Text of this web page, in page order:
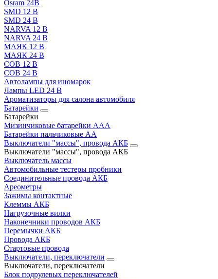
Osram 24В
SMD 12 В
SMD 24 В
NARVA 12 В
NARVA 24 В
МАЯК 12 В
МАЯК 24 В
COB 12 В
COB 24 В
Автолампы для иномарок
Лампы LED 24 B
Ароматизаторы для салона автомобиля
Батарейки
Батарейки
Мизинчиковые батарейки AAA
Батарейки пальчиковые АА
Выключатели "массы", провода АКБ
Выключатели "массы", провода АКБ
Выключатель массы
Автомобильные тестеры пробники
Соединительные провода АКБ
Ареометры
Зажимы контактные
Клеммы АКБ
Нагрузочные вилки
Наконечники проводов АКБ
Перемычки АКБ
Провода АКБ
Стартовые провода
Выключатели, переключатели
Выключатели, переключатели
Блок подрулевых переключателей